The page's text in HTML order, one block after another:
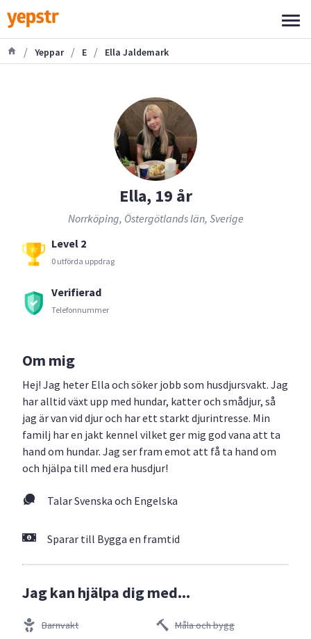
/ Yeppar / E / Ella Jaldemark
Ella, 19 år
Norrköping, Östergötlands län, Sverige
Level 2
0 utförda uppdrag
Verifierad
Telefonnummer
Om mig
Hej! Jag heter Ella och söker jobb som husdjursvakt. Jag
har alltid växt upp med hundar, katter och smådjur, så
jag är van vid djur och har ett starkt djurintresse. Min
familj har en jakt kennel vilket ger mig god vana att ta
hand om hundar. Jag ser fram emot att få ta hand om
och hjälpa till med era husdjur!
Talar Svenska och Engelska
Sparar till Bygga en framtid
Jag kan hjälpa dig med...
Barnvakt
Måla och bygg